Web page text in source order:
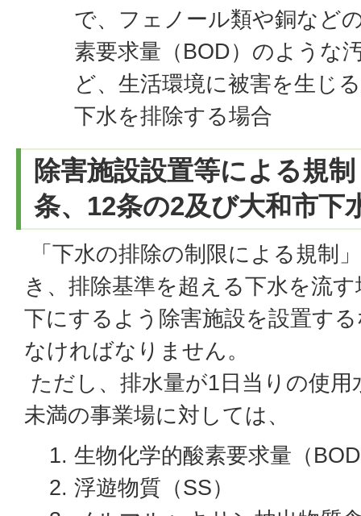
で、フェノール類や銅など
素要求量（BOD）のような
ど、生活環境に被害を生じ
下水を排除する場合
除害施設設置等による規
条、12条の2及び大和市下
「下水の排除の制限による規制
き、排除基準を超える下水を流
下にするよう除害施設を設置す
なければなりません。
ただし、排水量が1日当りの使
未満の事業場に対しては、
生物化学的酸素要求量（
浮遊物質（SS）